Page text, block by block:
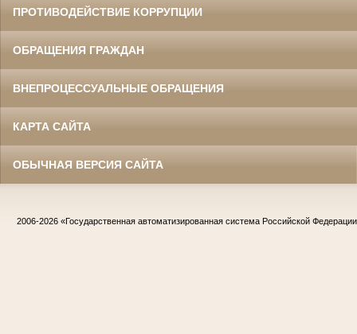
ПРОТИВОДЕЙСТВИЕ КОРРУПЦИИ
ОБРАЩЕНИЯ ГРАЖДАН
ВНЕПРОЦЕССУАЛЬНЫЕ ОБРАЩЕНИЯ
КАРТА САЙТА
ОБЫЧНАЯ ВЕРСИЯ САЙТА
2006-2026 «Государственная автоматизированная система Российской